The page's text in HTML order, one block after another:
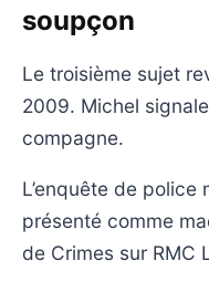
soupçon
Le troisième sujet
2009. Michel
compagne.
L’enquête de police
présenté comme
de Crimes sur RMC